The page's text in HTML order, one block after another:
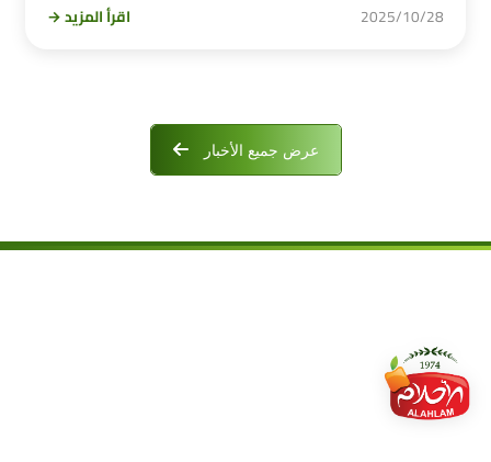
2025/10/28 اقرأ المزيد →
عرض جميع الأخبار